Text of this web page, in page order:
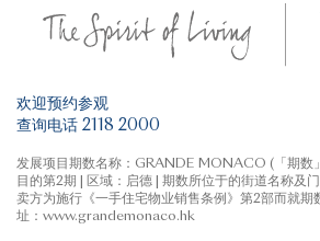
欢迎预约参观
查询电话 2118 2000
发展项目期数名称：GRANDE MONACO (「期
目的第2期 | 区域：启德 | 期数所位于的街道名称及
卖方为施行《一手住宅物业销售条例》第2部而就期
址：www.grandemonaco.hk